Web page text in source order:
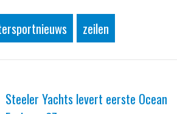
zeilen
Steeler Yachts levert eerste Ocean